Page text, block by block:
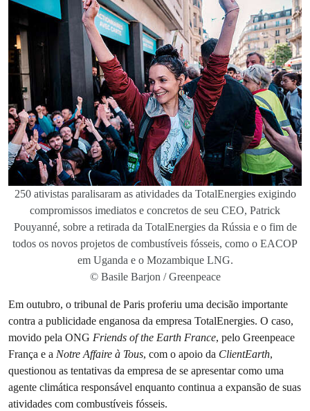
250 ativistas paralisaram as atividades da TotalEnergies exigindo
compromissos imediatos e concretos de seu CEO, Patrick
Pouyanné, sobre a retirada da TotalEnergies da Rússia e o fim de
todos os novos projetos de combustíveis fósseis, como o EACOP
em Uganda e o Mozambique LNG.
© Basile Barjon / Greenpeace
Em outubro, o tribunal de Paris proferiu uma decisão importante
contra a publicidade enganosa da empresa TotalEnergies. O caso,
movido pela ONG Friends of the Earth France, pelo Greenpeace
França e a Notre Affaire à Tous, com o apoio da ClientEarth,
questionou as tentativas da empresa de se apresentar como uma
agente climática responsável enquanto continua a expansão de suas
atividades com combustíveis fósseis.